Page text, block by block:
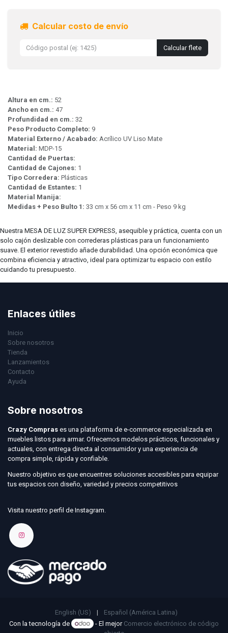
Calcular costo de envío
Calcular flete
Altura en cm.: 52
Ancho en cm.: 47
Profundidad en cm.: 32
Peso Producto Completo: 9
Material Externo / Acabado: Acrílico UV Liso Mate
Material: MDP-15
Cantidad de Puertas:
Cantidad de Cajones: 1
Tipo Corredera: Plásticas
Cantidad de Estantes: 1
Material Manija:
Medidas + Peso Bulto 1: 33 cm x 56 cm x 11 cm - Peso 9 kg
Nuestra MESA DE LUZ SUPER EXPRESS, asequible y práctica, cuenta con un
solo cajón deslizable con correderas plásticas para un funcionamiento
suave. El exterior revestido añade durabilidad. Una opción económica que
combina eficiencia y atractivo, ideal para optimizar tu espacio con estilo
cuidando tu presupuesto.
Enlaces útiles
Inicio
Sobre nosotros
Tienda
Lanzamientos
Contacto
Ayuda
Sobre nosotros
Crazy Compras es una plataforma de e-commerce especializada en
muebles listos para armar. Ofrecemos modelos prácticos, funcionales y
actuales, con entrega directa al consumidor y una experiencia de
compra simple, rápida y confiable.
Nuestro objetivo es que encuentres soluciones accesibles para equipar
tus espacios con diseño, variedad y precios competitivos
Visita nuestro perfil de Instagram.
English (US) |
Español (América Latina)
Con la tecnología de
- El mejor Comercio electrónico de código